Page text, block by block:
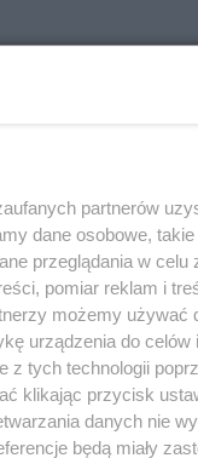
partnerów
dane osobowe, takie
przeglądania w celu
pomiar reklam i
możemy używać
urządzenia do celów
tych technologii
klikając przycisk
danych nie
będą miały